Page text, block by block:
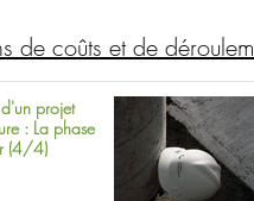
de coûts et de
d'un projet
: La phase
(4/4)